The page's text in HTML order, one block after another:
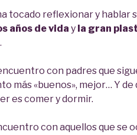
tocado reflexionar y hablar
años de vida y a gran
con padres que
más «buenos», mejor… Y de
es comer y dormir.
con aquellos que se